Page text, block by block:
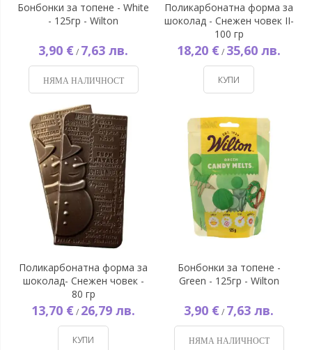
Бонбонки за топене - White
- 125гр - Wilton
3,90 € / 7,63 лв.
НЯМА НАЛИЧНОСТ
Поликарбонатна форма за
шоколад - Снежен човек II-
100 гр
18,20 € / 35,60 лв.
КУПИ
Поликарбонатна форма за
шоколад- Снежен човек -
80 гр
13,70 € / 26,79 лв.
КУПИ
Бонбонки за топене -
Green - 125гр - Wilton
3,90 € / 7,63 лв.
НЯМА НАЛИЧНОСТ